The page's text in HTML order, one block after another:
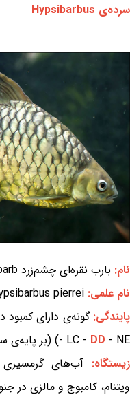
سرده‌ی Hypsibarbus
نام: بارب نقره‌ای چشم‌زرد Yellow-eyed silver barb
نام علمی: pierrei
پایندگی:
- LC - DD - NE) (بر پایه‌ی سیاهه‌ی سرخ IUCN)
زیستگاه: آب‌های گرمسیری
ویتنام، کامبوج و مالزی در